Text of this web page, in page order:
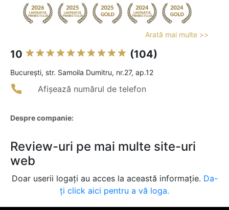
Arată mai multe >>
10 (104)
Bucureşti, str. Samoila Dumitru, nr.27, ap.12
Afișează numărul de telefon
Despre companie:
Review-uri pe mai multe site-uri
web
Doar userii logați au acces la această informație. Da-
ți click aici pentru a vă loga.